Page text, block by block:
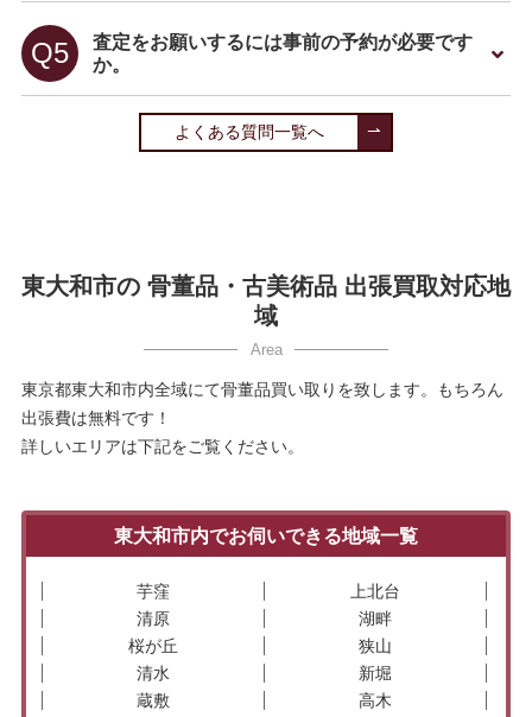
査定をお願いするには事前の予約が必要です
か。
よくある質問一覧へ
東大和市の 骨董品・古美術品 出張買取対応地
域
東京都東大和市内全域にて骨董品買い取りを致します。もちろん
出張費は無料です！
詳しいエリアは下記をご覧ください。
東大和市内でお伺いできる地域一覧
芋窪
上北台
清原
湖畔
桜が丘
狭山
清水
新堀
蔵敷
高木